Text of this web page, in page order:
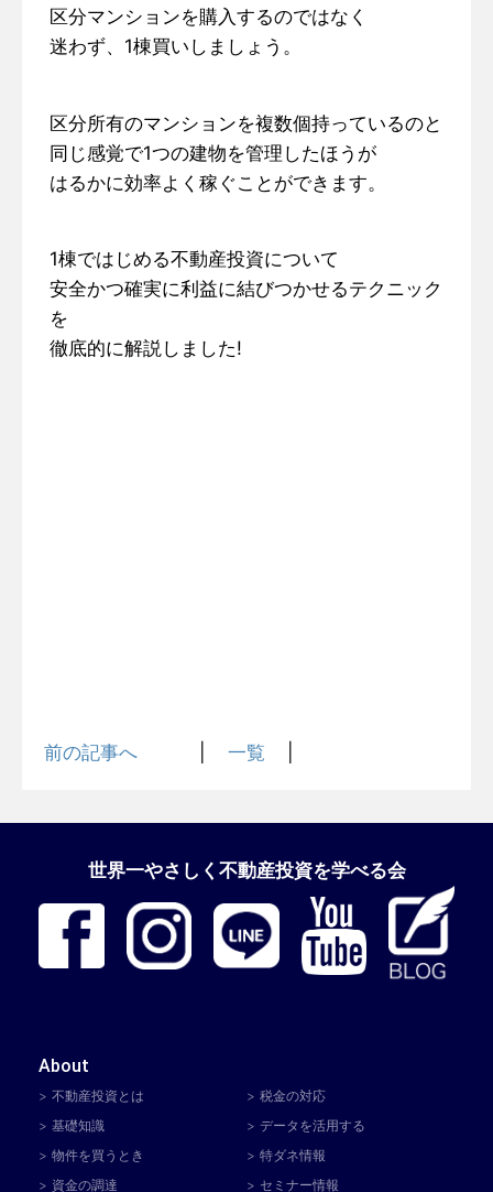
区分マンションを購入するのではなく
迷わず、1棟買いしましょう。
区分所有のマンションを複数個持っているのと
同じ感覚で1つの建物を管理したほうが
はるかに効率よく稼ぐことができます。
1棟ではじめる不動産投資について
安全かつ確実に利益に結びつかせるテクニック
を
徹底的に解説しました!
前の記事へ 一覧
世界一やさしく不動産投資を学べる会
About
不動産投資とは
基礎知識
物件を買うとき
資金の調達
税金の対応
データを活用する
特ダネ情報
セミナー情報